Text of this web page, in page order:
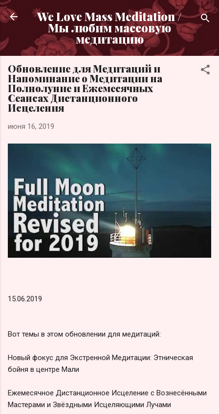
К основному контенту
We Love Mass Meditation /
Мы любим массовую
медитацию
Обновление для Медитаций и
Напоминание о Медитации на
Полнолуние и Ежемесячных
Сеансах Дистанционного
Исцеления
июня 16, 2019
15.06.2019
Вот темы в этом обновлении для медитаций:
Новый фокус для Экстренной Медитации: Этническая
бойня в центре Мали
Ежемесячное Дистанционное Исцеление с Вознесёнными
Мастерами и Звёздными Исцеляющими Лучами